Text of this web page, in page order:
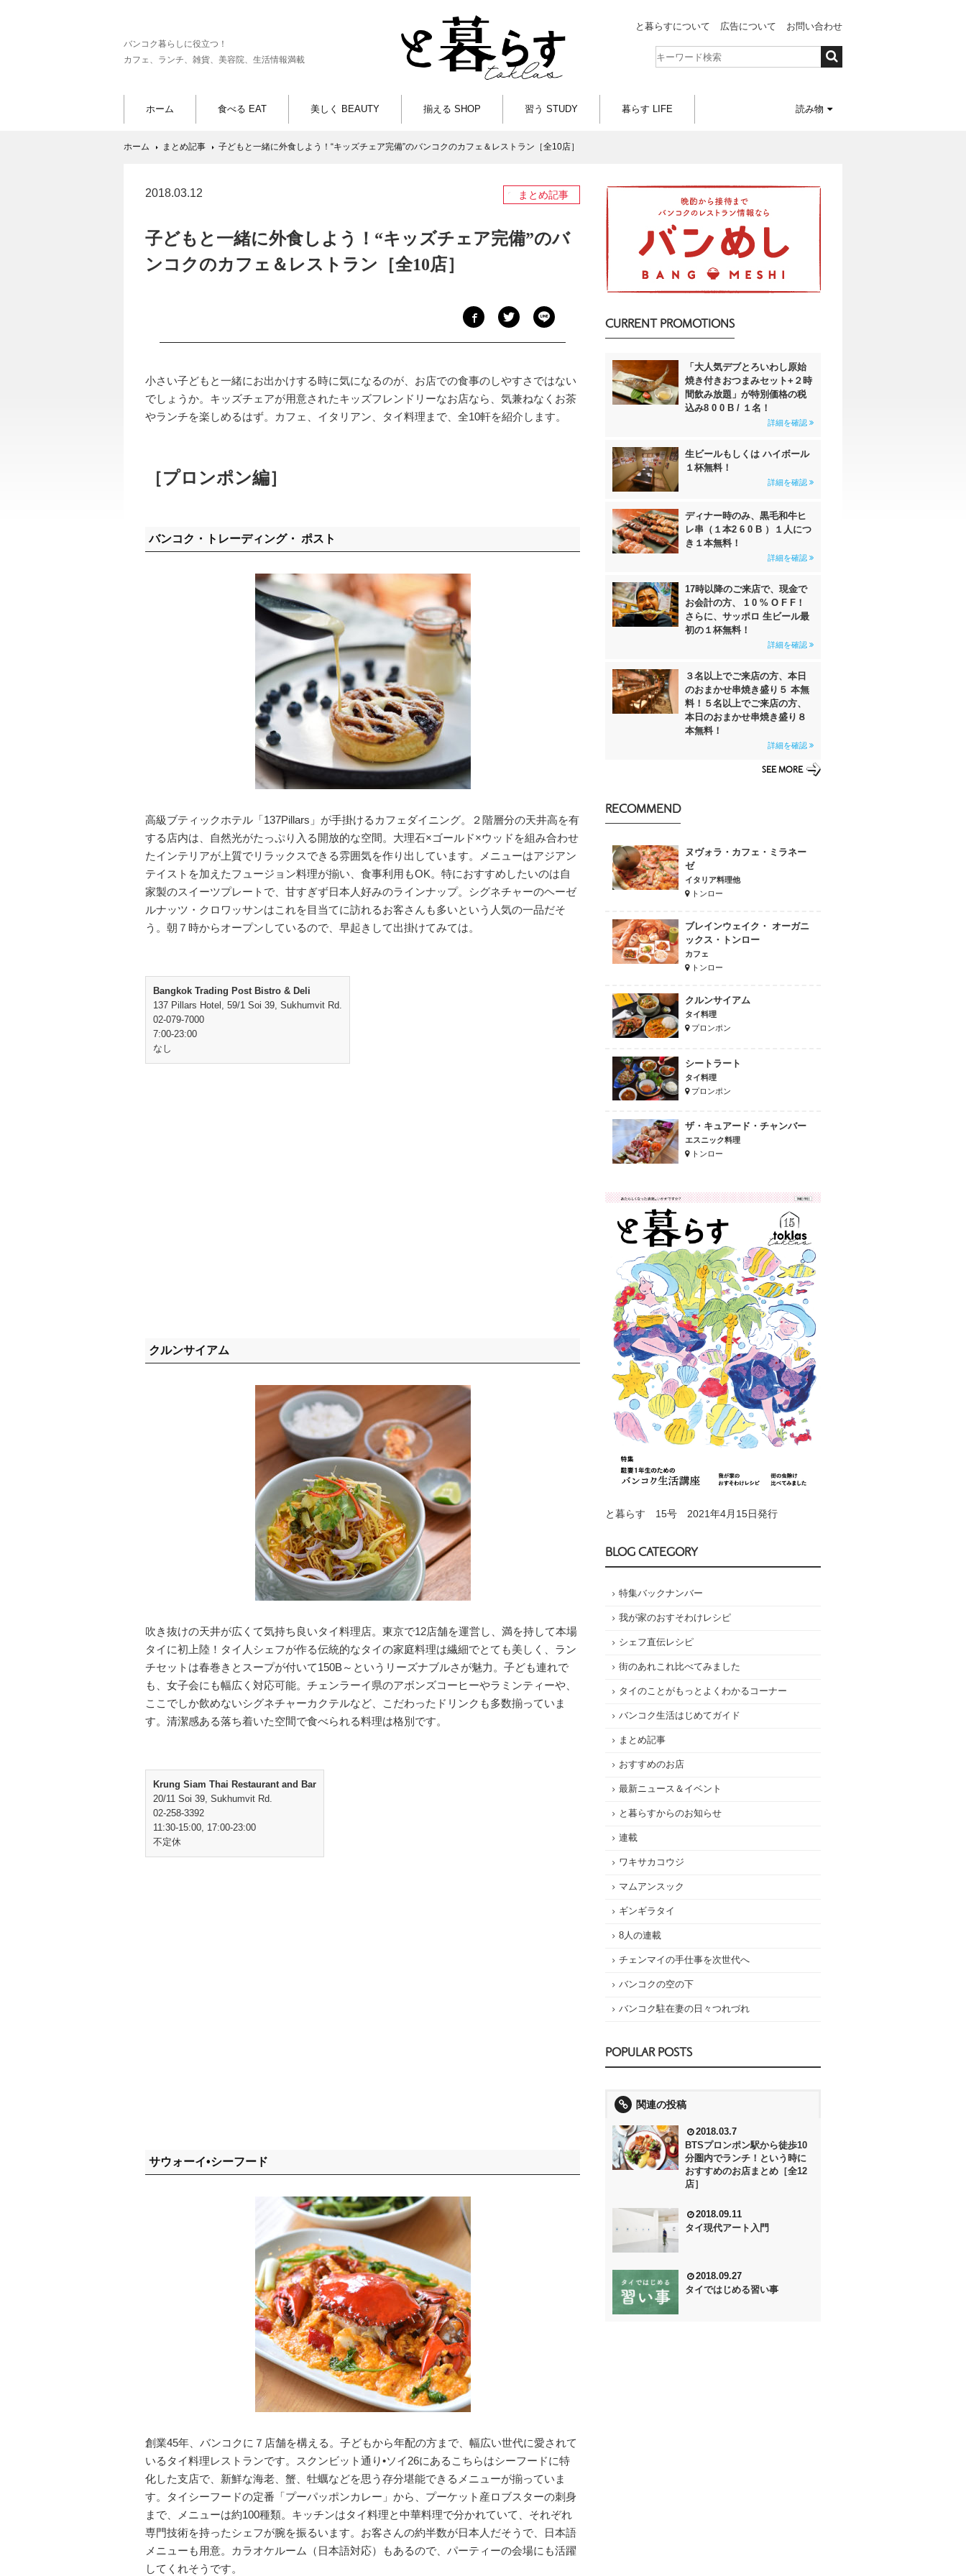
バンコク暮らしに役立つ！
カフェ、ランチ、雑貨、美容院、生活情報満載
と暮らすについて 広告について お問い合わせ
ホーム 食べる EAT 美しく BEAUTY 揃える SHOP 習う STUDY 暮らす LIFE 読み物
ホーム まとめ記事 子どもと一緒に外食しよう！“キッズチェア完備”のバンコクのカフェ＆レストラン［全10店］
2018.03.12 まとめ記事
子どもと一緒に外食しよう！“キッズチェア完備”のバ
ンコクのカフェ＆レストラン［全10店］
小さい子どもと一緒にお出かけする時に気になるのが、お店での食事のしやすさではない
でしょうか。キッズチェアが用意されたキッズフレンドリーなお店なら、気兼ねなくお茶
やランチを楽しめるはず。カフェ、イタリアン、タイ料理まで、全10軒を紹介します。
［プロンポン編］
バンコク・トレーディング・ ポスト
高級ブティックホテル「137Pillars」が手掛けるカフェダイニング。２階層分の天井高を有
する店内は、自然光がたっぷり入る開放的な空間。大理石×ゴールド×ウッドを組み合わせ
たインテリアが上質でリラックスできる雰囲気を作り出しています。メニューはアジアン
テイストを加えたフュージョン料理が揃い、食事利用もOK。特におすすめしたいのは自
家製のスイーツプレートで、甘すぎず日本人好みのラインナップ。シグネチャーのヘーゼ
ルナッツ・クロワッサンはこれを目当てに訪れるお客さんも多いという人気の一品だそ
う。朝７時からオープンしているので、早起きして出掛けてみては。
Bangkok Trading Post Bistro & Deli
137 Pillars Hotel, 59/1 Soi 39, Sukhumvit Rd.
02-079-7000
7:00-23:00
なし
クルンサイアム
吹き抜けの天井が広くて気持ち良いタイ料理店。東京で12店舗を運営し、満を持して本場
タイに初上陸！タイ人シェフが作る伝統的なタイの家庭料理は繊細でとても美しく、ラン
チセットは春巻きとスープが付いて150B～というリーズナブルさが魅力。子ども連れで
も、女子会にも幅広く対応可能。チェンラーイ県のアボンズコーヒーやラミンティーや、
ここでしか飲めないシグネチャーカクテルなど、こだわったドリンクも多数揃っていま
す。清潔感ある落ち着いた空間で食べられる料理は格別です。
Krung Siam Thai Restaurant and Bar
20/11 Soi 39, Sukhumvit Rd.
02-258-3392
11:30-15:00, 17:00-23:00
不定休
サウォーイ•シーフード
創業45年、バンコクに７店舗を構える。子どもから年配の方まで、幅広い世代に愛されて
いるタイ料理レストランです。スクンビット通り•ソイ26にあるこちらはシーフードに特
化した支店で、新鮮な海老、蟹、牡蠣などを思う存分堪能できるメニューが揃っていま
す。タイシーフードの定番「プーパッポンカレー」から、プーケット産ロブスターの刺身
まで、メニューは約100種類。キッチンはタイ料理と中華料理で分かれていて、それぞれ
専門技術を持ったシェフが腕を振るいます。お客さんの約半数が日本人だそうで、日本語
メニューも用意。カラオケルーム（日本語対応）もあるので、パーティーの会場にも活躍
してくれそうです。
CURRENT PROMOTIONS
「大人気デブとろいわし原始
焼き付きおつまみセット+２時
間飲み放題」が特別価格の税
込み8 0 0 B / １名！
詳細を確認
生ビールもしくは ハイボール
１杯無料！
詳細を確認
ディナー時のみ、黒毛和牛ヒ
レ串（１本2 6 0 B ）１人につ
き１本無料！
詳細を確認
17時以降のご来店で、現金で
お会計の方、 1 0 % O F F！
さらに、サッポロ 生ビール最
初の１杯無料！
詳細を確認
３名以上でご来店の方、本日
のおまかせ串焼き盛り５ 本無
料！５名以上でご来店の方、
本日のおまかせ串焼き盛り８
本無料！
詳細を確認
SEE MORE
RECOMMEND
ヌヴォラ・カフェ・ミラネー
ゼ
イタリア料理他
トンロー
ブレインウェイク・ オーガニ
ックス・トンロー
カフェ
トンロー
クルンサイアム
タイ料理
プロンポン
シートラート
タイ料理
プロンポン
ザ・キュアード・チャンバー
エスニック料理
トンロー
と暮らす 15号 2021年4月15日発行
BLOG CATEGORY
特集バックナンバー
我が家のおすそわけレシピ
シェフ直伝レシピ
街のあれこれ比べてみました
タイのことがもっとよくわかるコーナー
バンコク生活はじめてガイド
まとめ記事
おすすめのお店
最新ニュース＆イベント
と暮らすからのお知らせ
連載
ワキサカコウジ
マムアンスック
ギンギラタイ
8人の連載
チェンマイの手仕事を次世代へ
バンコクの空の下
バンコク駐在妻の日々つれづれ
POPULAR POSTS
関連の投稿
2018.03.7
BTSプロンポン駅から徒歩10
分圏内でランチ！という時に
おすすめのお店まとめ［全12
店］
2018.09.11
タイ現代アート入門
2018.09.27
タイではじめる習い事